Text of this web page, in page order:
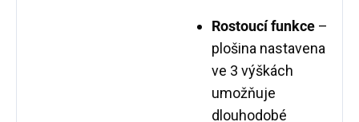
Rostoucí funkce –
plošina nastavena
ve 3 výškách
umožňuje
dlouhodobé